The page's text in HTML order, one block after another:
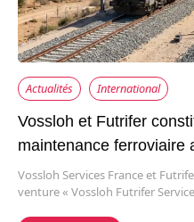
Actualités International
Vossloh et Futrifer
maintenance ferroviaire
Vossloh Services France et
venture « Vossloh Futrifer